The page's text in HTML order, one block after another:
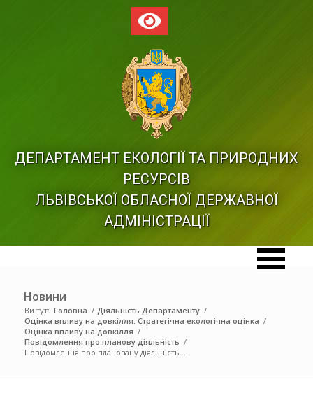
ДЕПАРТАМЕНТ ЕКОЛОГІЇ ТА ПРИРОДНИХ
РЕСУРСІВ
ЛЬВІВСЬКОЇ ОБЛАСНОЇ ДЕРЖАВНОЇ
АДМІНІСТРАЦІЇ
Новини
Ви тут: Головна / Діяльність Департаменту /
Оцінка впливу на довкілля. Стратегічна екологічна оцінка /
Оцінка впливу на довкілля /
Повідомлення про планову діяльність /
Повідомлення про плановану діяльність...